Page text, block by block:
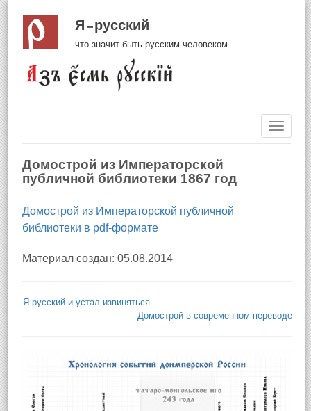
Я русский
что значит быть русским человеком
Домострой из Императорской
публичной библиотеки 1867 год
Домострой из Императорской публичной
библиотеки в pdf-формате
Материал создан: 05.08.2014
Я русский и устал извиняться
Домострой в современном переводе